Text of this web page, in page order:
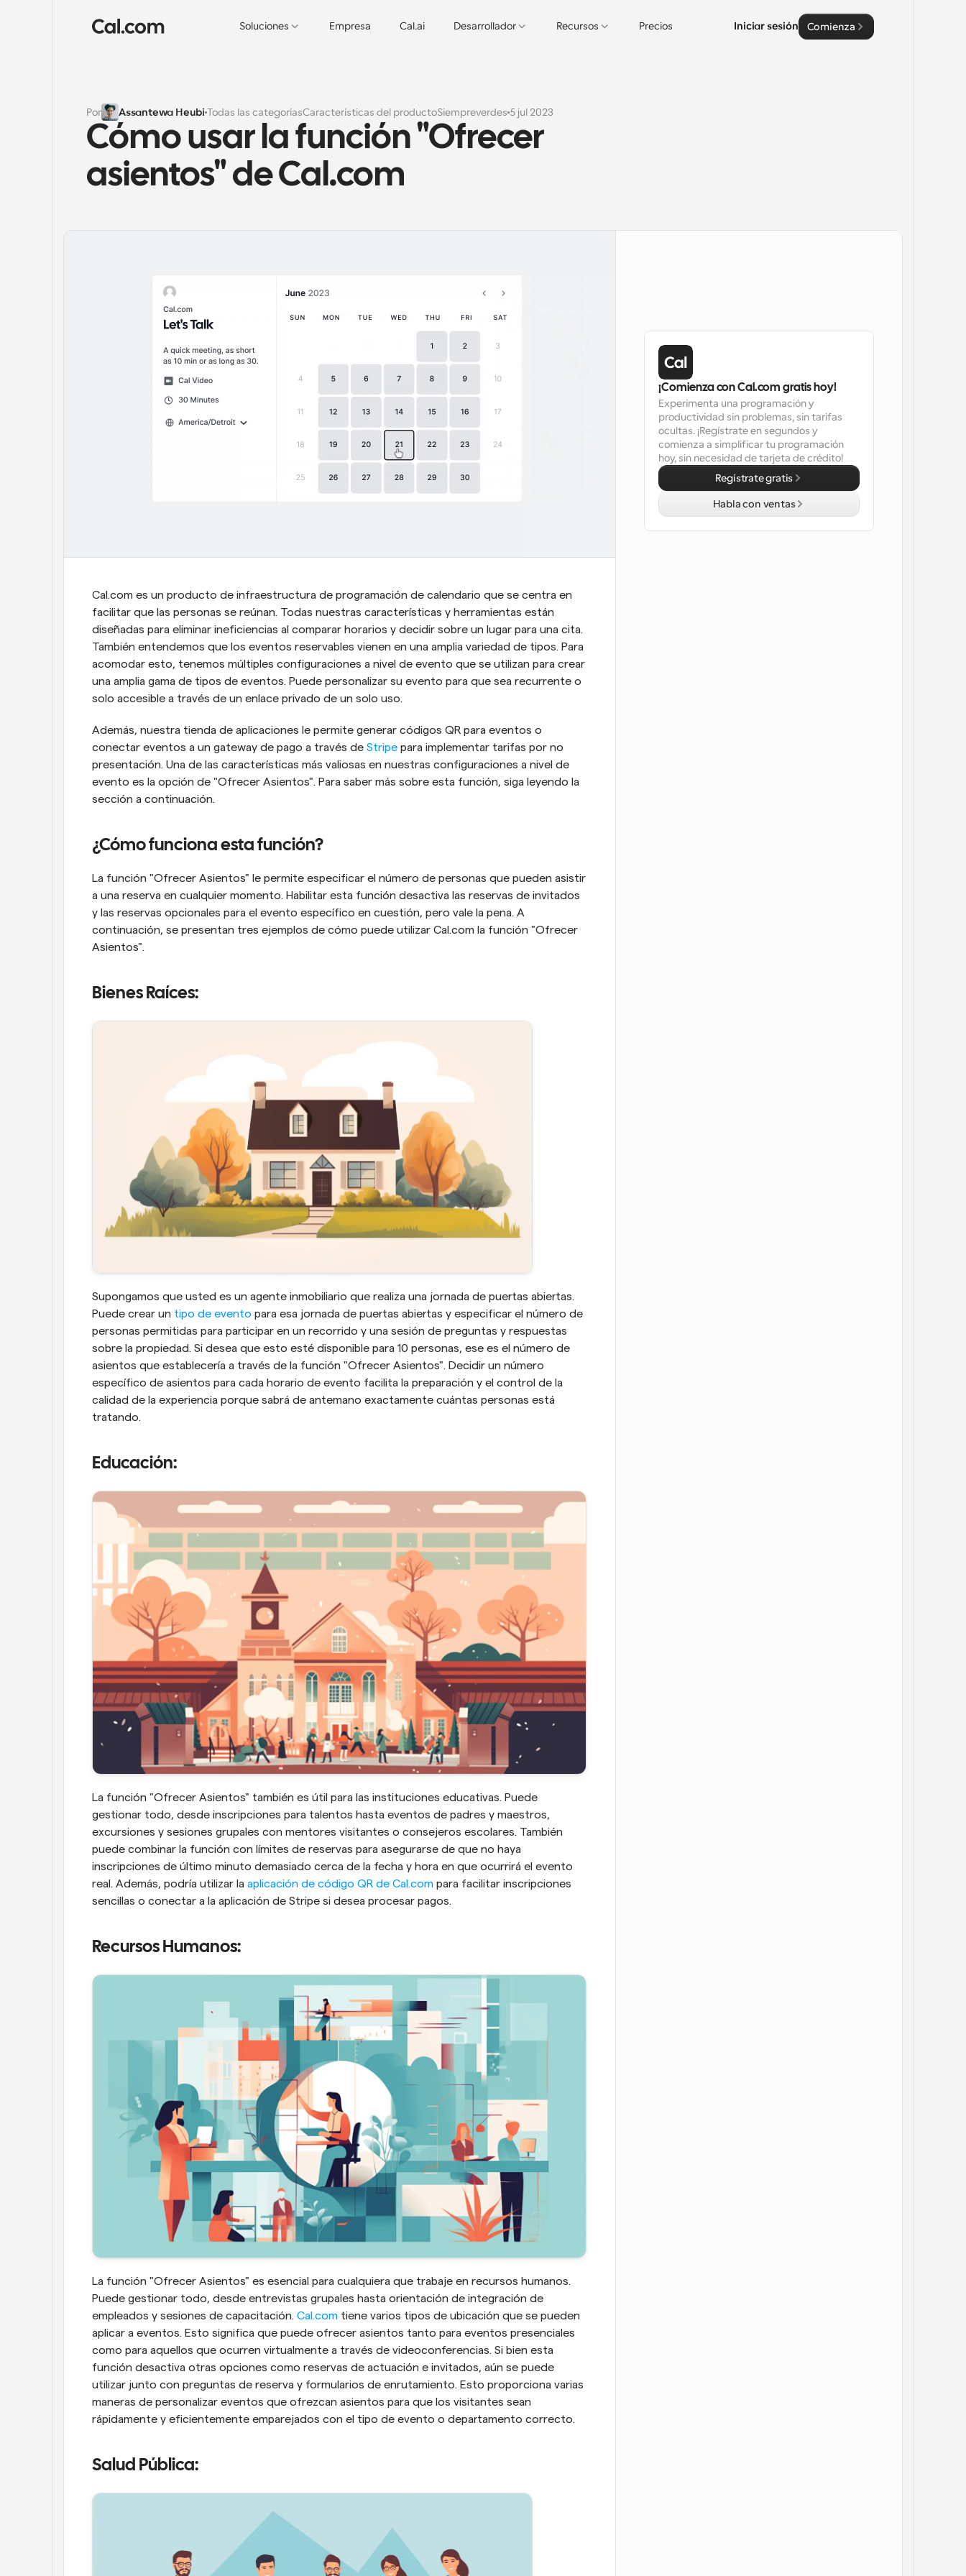
Soluciones Empresa Cal.ai Desarrollador Recursos Precios Iniciar sesión Comienza
Por Assantewa Heubi Todas las categoríasCaracterísticas del productoSiempreverdes 5 jul 2023
Cómo usar la función "Ofrecer
asientos" de Cal.com
Cal.com es un producto de infraestructura de programación de calendario que se centra en
facilitar que las personas se reúnan. Todas nuestras características y herramientas están
diseñadas para eliminar ineficiencias al comparar horarios y decidir sobre un lugar para una cita.
También entendemos que los eventos reservables vienen en una amplia variedad de tipos. Para
acomodar esto, tenemos múltiples configuraciones a nivel de evento que se utilizan para crear
una amplia gama de tipos de eventos. Puede personalizar su evento para que sea recurrente o
solo accesible a través de un enlace privado de un solo uso.
Además, nuestra tienda de aplicaciones le permite generar códigos QR para eventos o
conectar eventos a un gateway de pago a través de Stripe para implementar tarifas por no
presentación. Una de las características más valiosas en nuestras configuraciones a nivel de
evento es la opción de "Ofrecer Asientos". Para saber más sobre esta función, siga leyendo la
sección a continuación.
¿Cómo funciona esta función?
La función "Ofrecer Asientos" le permite especificar el número de personas que pueden asistir
a una reserva en cualquier momento. Habilitar esta función desactiva las reservas de invitados
y las reservas opcionales para el evento específico en cuestión, pero vale la pena. A
continuación, se presentan tres ejemplos de cómo puede utilizar Cal.com la función "Ofrecer
Asientos".
Bienes Raíces:
Supongamos que usted es un agente inmobiliario que realiza una jornada de puertas abiertas.
Puede crear un tipo de evento para esa jornada de puertas abiertas y especificar el número de
personas permitidas para participar en un recorrido y una sesión de preguntas y respuestas
sobre la propiedad. Si desea que esto esté disponible para 10 personas, ese es el número de
asientos que establecería a través de la función "Ofrecer Asientos". Decidir un número
específico de asientos para cada horario de evento facilita la preparación y el control de la
calidad de la experiencia porque sabrá de antemano exactamente cuántas personas está
tratando.
Educación:
La función "Ofrecer Asientos" también es útil para las instituciones educativas. Puede
gestionar todo, desde inscripciones para talentos hasta eventos de padres y maestros,
excursiones y sesiones grupales con mentores visitantes o consejeros escolares. También
puede combinar la función con límites de reservas para asegurarse de que no haya
inscripciones de último minuto demasiado cerca de la fecha y hora en que ocurrirá el evento
real. Además, podría utilizar la aplicación de código QR de Cal.com para facilitar inscripciones
sencillas o conectar a la aplicación de Stripe si desea procesar pagos.
Recursos Humanos:
La función "Ofrecer Asientos" es esencial para cualquiera que trabaje en recursos humanos.
Puede gestionar todo, desde entrevistas grupales hasta orientación de integración de
empleados y sesiones de capacitación. Cal.com tiene varios tipos de ubicación que se pueden
aplicar a eventos. Esto significa que puede ofrecer asientos tanto para eventos presenciales
como para aquellos que ocurren virtualmente a través de videoconferencias. Si bien esta
función desactiva otras opciones como reservas de actuación e invitados, aún se puede
utilizar junto con preguntas de reserva y formularios de enrutamiento. Esto proporciona varias
maneras de personalizar eventos que ofrezcan asientos para que los visitantes sean
rápidamente y eficientemente emparejados con el tipo de evento o departamento correcto.
Salud Pública:
¡Comienza con Cal.com gratis hoy!
Experimenta una programación y
productividad sin problemas, sin tarifas
ocultas. ¡Regístrate en segundos y
comienza a simplificar tu programación
hoy, sin necesidad de tarjeta de crédito!
Regístrate gratis
Habla con ventas